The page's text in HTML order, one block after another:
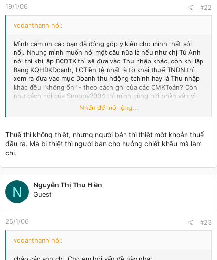
19/1/06 #22
vodanthanh nói:
Mình cảm ơn các bạn đã đóng góp ý kiến cho mình thất sôi
nổi. Nhưng mình muốn hỏi một câu nữa là nếu như chị Tú Anh
nói thì khi lập BCĐTK thì sẽ đưa vào Thu nhập khác, còn khi lập
Bang KQHDKDoanh, LCTiền tệ nhất là tờ khai thuế TNDN thì
xem ra đưa vào mục Doanh thu hđộng tchính hay là Thu nhập
khác đều "không ổn" - theo cách ghi của các CMKToán? Còn
như cách nói của Snoopy2004 thì mình cũng hơi phân vân vì
số tiền thuế đây tính trên giá chưa giảm mà. Thuế cũng không
bị thiệt thòi gì đâu bởi khi mình khai VAT đầu vào là: 30.091
gì đâu? Mong các Bạn tiếp tục đóng góp ý kiến nha.
Xin chân thành cảm ơn rất nhìu rất nhìu.......... :-?
Nhấn để mở rộng...
Thuế thì không thiệt, nhưng người bán thì thiệt một khoản thuế
đầu ra. Mà bị thiệt thì người bán cho hưởng chiết khấu mà làm
chi.
N Nguyễn Thị Thu Hiền
Guest
25/1/06 #23
vodanthanh nói: